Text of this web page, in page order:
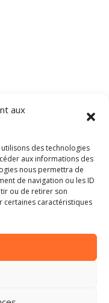
aux
des technologies
aux informations des
nous permettra de
de navigation ou les ID
ou de retirer son
certaines caractéristiques